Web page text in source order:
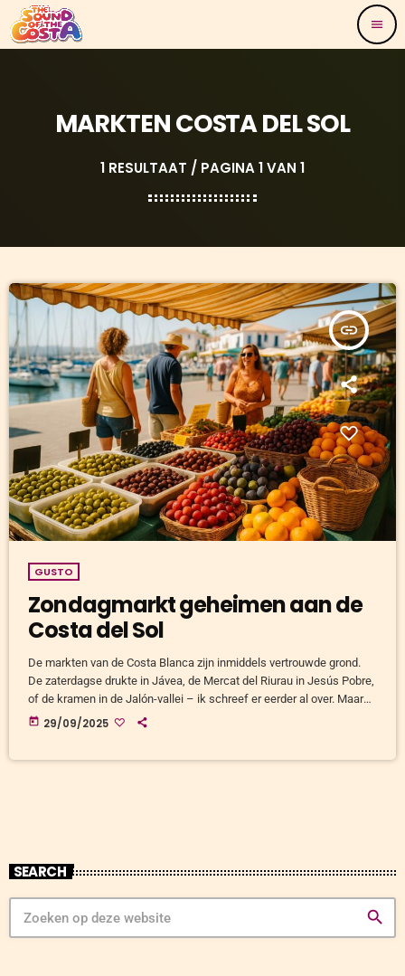
menu
MARKTEN COSTA DEL SOL
1 RESULTAAT / PAGINA 1 VAN 1
insert_link
GUSTO
Zondagmarkt geheimen aan de
Costa del Sol
De markten van de Costa Blanca zijn inmiddels vertrouwde grond.
De zaterdagse drukte in Jávea, de Mercat del Riurau in Jesús Pobre,
of de kramen in de Jalón-vallei – ik schreef er eerder al over. Maar
hoe zou dat verder naar het zuiden zijn? Toen ik een weekend bij
today 29/09/2025
SEARCH
search